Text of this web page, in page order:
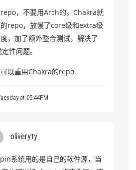
，不要用Arch的。Chakra就
repo，放慢了core级和extra级
，加了额外整合测试，解决了
性问题。
以重用Chakra的repo.
at 05:44PM
oliveryty
系统用的是自己的软件源，当